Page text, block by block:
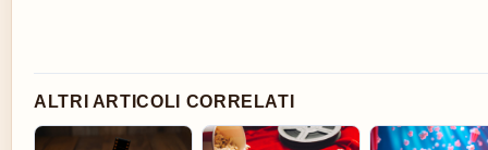
ALTRI ARTICOLI CORRELATI